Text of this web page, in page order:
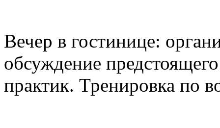
Вечер в гостинице:
обсуждение
практик. Тренировка по